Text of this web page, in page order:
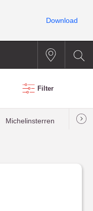
Filter
Michelinsterren
Download